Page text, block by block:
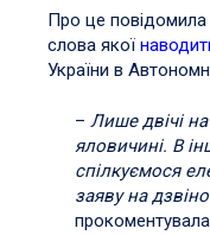
Про це повідомила
слова якої
України в
– Лише двічі
яловичині. В
спілкуємося
заяву на